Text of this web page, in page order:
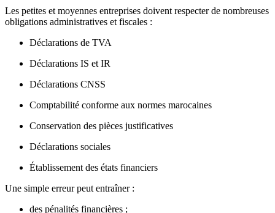
Les petites et moyennes entreprises doivent respecter de nombreuses
obligations administratives et fiscales :
Déclarations de TVA
Déclarations IS et IR
Déclarations CNSS
Comptabilité conforme aux normes marocaines
Conservation des pièces justificatives
Déclarations sociales
Établissement des états financiers
Une simple erreur peut entraîner :
des pénalités financières ;